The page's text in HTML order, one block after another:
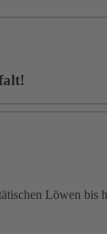
Löwen bis